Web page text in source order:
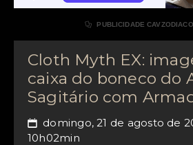
 PUBLICIDADE
Cloth Myth EX:
caixa do boneco do
Sagitário com
📅 domingo, 21 de agosto de
10h02min